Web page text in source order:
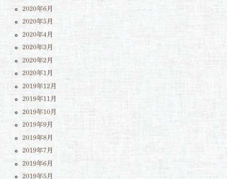
2020年6月
2020年5月
2020年4月
2020年3月
2020年2月
2020年1月
2019年12月
2019年11月
2019年10月
2019年9月
2019年8月
2019年7月
2019年6月
2019年5月